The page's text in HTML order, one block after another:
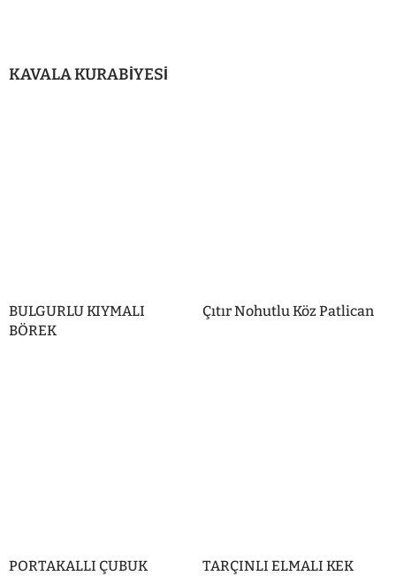
KAVALA KURABİYESİ
BULGURLU KIYMALI
BÖREK
Çıtır Nohutlu Köz Patlican
PORTAKALLI ÇUBUK
TARÇINLI ELMALI KEK